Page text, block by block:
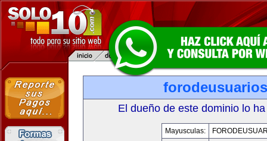
El dueño de este dominio lo
Mayusculas: